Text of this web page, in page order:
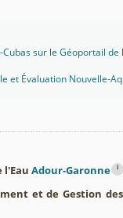
sur le Géoportail de
et Évaluation Nouvelle-
l'Eau Adour-Garonne i
et de Gestion